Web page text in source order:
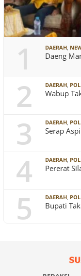
1 DAERAH,
Daeng
2 DAERAH,
Wabup
3 DAERAH,
Serap
4 DAERAH,
Pererat
5 DAERAH,
Bupati